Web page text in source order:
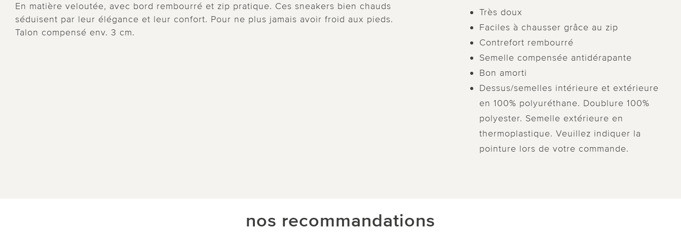
En matière veloutée, avec bord rembourré et zip pratique. Ces sneakers bien chauds
séduisent par leur élégance et leur confort. Pour ne plus jamais avoir froid aux pieds.
Talon compensé env. 3 cm.
Très doux
Faciles à chausser grâce au zip
Contrefort rembourré
Semelle compensée antidérapante
Bon amorti
Dessus/semelles intérieure et extérieure
en 100% polyuréthane. Doublure 100%
polyester. Semelle extérieure en
thermoplastique. Veuillez indiquer la
pointure lors de votre commande.
nos recommandations